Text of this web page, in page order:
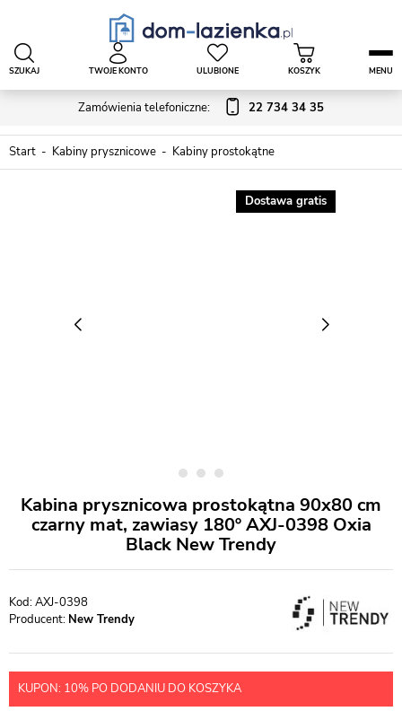
Zamówienia telefoniczne: 22 734 34 35
SZUKAJ TWOJE KONTO ULUBIONE KOSZYK MENU
Start Kabiny prysznicowe Kabiny prostokątne
Dostawa gratis
Kabina prysznicowa prostokątna 90x80 cm
czarny mat, zawiasy 180º AXJ-0398 Oxia
Black New Trendy
AXJ-0398
Producent: New Trendy
KUPON: 10% PO DODANIU DO KOSZYKA